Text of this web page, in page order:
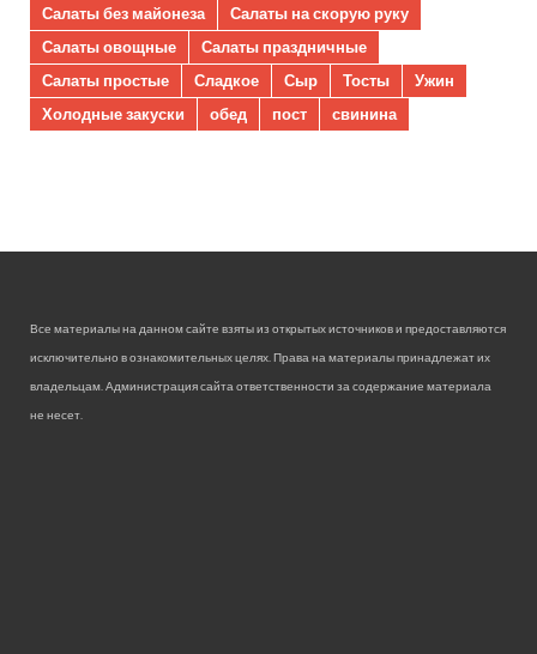
Салаты без майонеза
Салаты на скорую руку
Салаты овощные
Салаты праздничные
Салаты простые
Сладкое Сыр Тосты
Ужин
Холодные закуски
обед пост свинина
Все материалы на данном сайте взяты из открытых источников и предоставляются
исключительно в ознакомительных целях. Права на материалы принадлежат их
владельцам. Администрация сайта ответственности за содержание материала
не несет.